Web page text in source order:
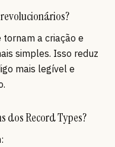
a criação e
simples. Isso reduz
mais legível e
dos Record Types?